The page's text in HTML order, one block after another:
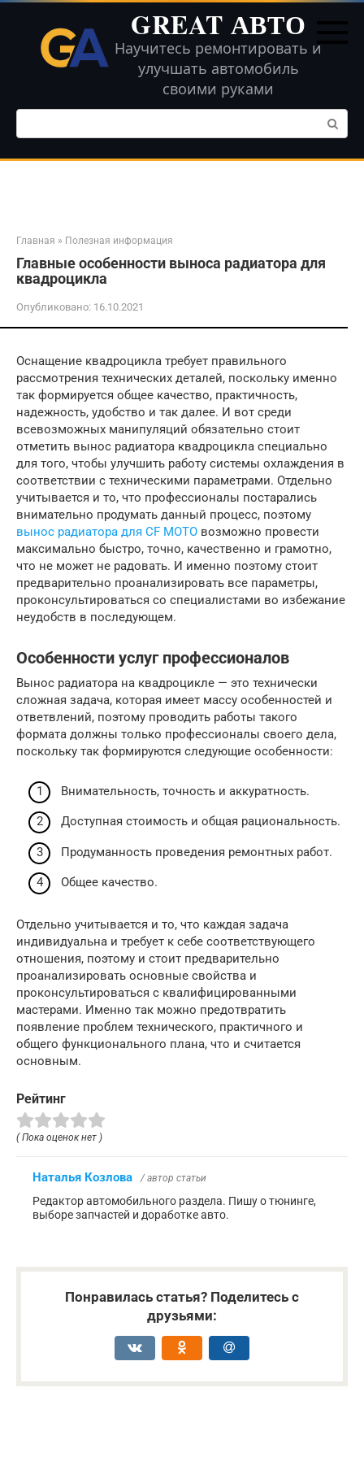
Перейти
контенту
GREAT АВТО
Научитесь ремонтировать и
улучшать автомобиль
своими руками
Поиск:
Главная » Полезная информация
Главные особенности выноса радиатора для
квадроцикла
Опубликовано: 16.10.2021
Оснащение квадроцикла требует правильного
рассмотрения технических деталей, поскольку именно
так формируется общее качество, практичность,
надежность, удобство и так далее. И вот среди
всевозможных манипуляций обязательно стоит
отметить вынос радиатора квадроцикла специально
для того, чтобы улучшить работу системы охлаждения в
соответствии с техническими параметрами. Отдельно
учитывается и то, что профессионалы постарались
внимательно продумать данный процесс, поэтому
вынос радиатора для CF MOTO возможно провести
максимально быстро, точно, качественно и грамотно,
что не может не радовать. И именно поэтому стоит
предварительно проанализировать все параметры,
проконсультироваться со специалистами во избежание
неудобств в последующем.
Особенности услуг профессионалов
Вынос радиатора на квадроцикле — это технически
сложная задача, которая имеет массу особенностей и
ответвлений, поэтому проводить работы такого
формата должны только профессионалы своего дела,
поскольку так формируются следующие особенности:
Внимательность, точность и аккуратность.
Доступная стоимость и общая рациональность.
Продуманность проведения ремонтных работ.
Общее качество.
Отдельно учитывается и то, что каждая задача
индивидуальна и требует к себе соответствующего
отношения, поэтому и стоит предварительно
проанализировать основные свойства и
проконсультироваться с квалифицированными
мастерами. Именно так можно предотвратить
появление проблем технического, практичного и
общего функционального плана, что и считается
основным.
Рейтинг
( Пока оценок нет )
Наталья Козлова / автор статьи
Редактор автомобильного раздела. Пишу о тюнинге,
выборе запчастей и доработке авто.
Понравилась статья? Поделитесь с
друзьями: